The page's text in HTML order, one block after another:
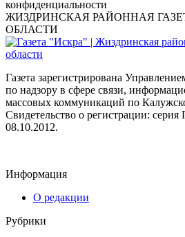
конфиденциальности
ЖИЗДРИНСКАЯ РАЙОННАЯ
ОБЛАСТИ
Газета зарегистрирована
по надзору в сфере связи,
массовых коммуникаций по
Свидетельство о регистрации:
08.10.2012.
Информация
О редакции
Рубрики